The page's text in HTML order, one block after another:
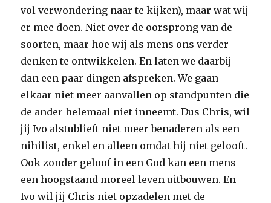
vol verwondering naar te kijken), maar wat wij
er mee doen. Niet over de oorsprong van de
soorten, maar hoe wij als mens ons verder
denken te ontwikkelen. En laten we daarbij
dan een paar dingen afspreken. We gaan
elkaar niet meer aanvallen op standpunten die
de ander helemaal niet inneemt. Dus Chris, wil
jij Ivo alstublieft niet meer benaderen als een
nihilist, enkel en alleen omdat hij niet gelooft.
Ook zonder geloof in een God kan een mens
een hoogstaand moreel leven uitbouwen. En
Ivo wil jij Chris niet opzadelen met de